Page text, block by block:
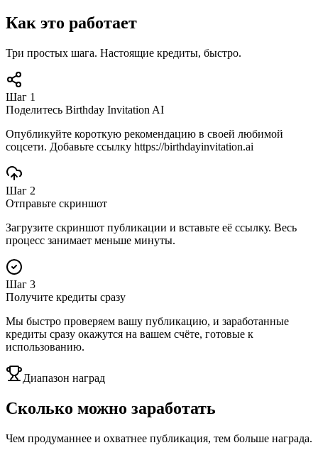
Как это работает
Три простых шага. Настоящие кредиты, быстро.
Шаг 1
Поделитесь Birthday Invitation AI
Опубликуйте короткую рекомендацию в своей любимой
соцсети. Добавьте ссылку https://birthdayinvitation.ai
Шаг 2
Отправьте скриншот
Загрузите скриншот публикации и вставьте её ссылку. Весь
процесс занимает меньше минуты.
Шаг 3
Получите кредиты сразу
Мы быстро проверяем вашу публикацию, и заработанные
кредиты сразу окажутся на вашем счёте, готовые к
использованию.
Диапазон наград
Сколько можно заработать
Чем продуманнее и охватнее публикация, тем больше награда.